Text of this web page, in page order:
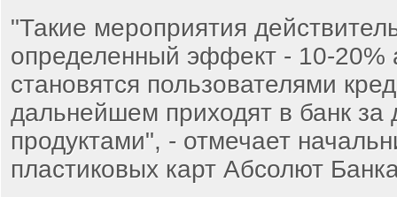
"Такие мероприятия
определенный эффект - 10-20%
становятся пользователями
дальнейшем приходят в банк за
продуктами", - отмечает
пластиковых карт Абсолют